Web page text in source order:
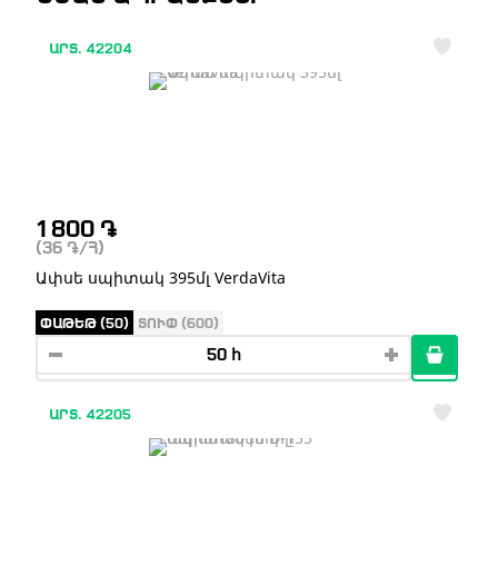
ԱՐՏ. 42204
1 800 ֏
(36 ֏ /Հ)
Ափսե սպիտակ 395մլ VerdaVita
ՓԱԹԵԹ (50) ՏՈՒՓ (600)
ԱՐՏ. 42205